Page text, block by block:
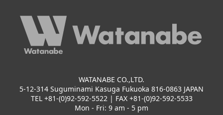
WATANABE CO.,LTD.
5-12-314 Suguminami Kasuga Fukuoka 816-0863 JAPAN
TEL +81-(0)92-592-5522 | FAX +81-(0)92-592-5533
Mon - Fri: 9 am - 5 pm